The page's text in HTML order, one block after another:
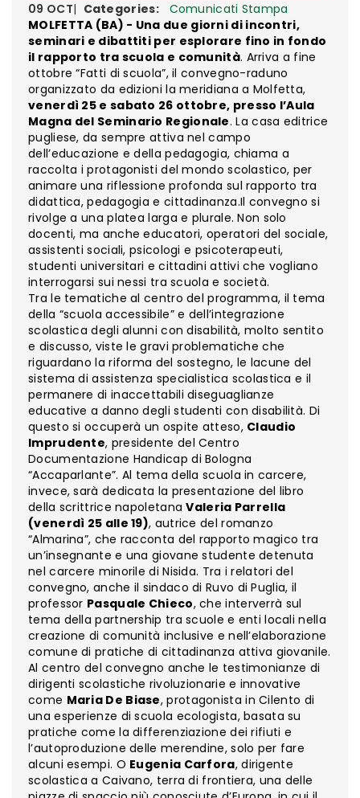
09 OCT| Categories:
Comunicati Stampa
MOLFETTA (BA) - Una due giorni di incontri,
seminari e dibattiti per esplorare fino in fondo
il rapporto tra scuola e comunità. Arriva a fine
ottobre “Fatti di scuola”, il convegno-raduno
organizzato da edizioni la meridiana a Molfetta,
venerdì 25 e sabato 26 ottobre, presso l’Aula
Magna del Seminario Regionale. La casa editrice
pugliese, da sempre attiva nel campo
dell’educazione e della pedagogia, chiama a
raccolta i protagonisti del mondo scolastico, per
animare una riflessione profonda sul rapporto tra
didattica, pedagogia e cittadinanza.Il convegno si
rivolge a una platea larga e plurale. Non solo
docenti, ma anche educatori, operatori del sociale,
assistenti sociali, psicologi e psicoterapeuti,
studenti universitari e cittadini attivi che vogliano
interrogarsi sui nessi tra scuola e società.
Tra le tematiche al centro del programma, il tema
della “scuola accessibile” e dell’integrazione
scolastica degli alunni con disabilità, molto sentito
e discusso, viste le gravi problematiche che
riguardano la riforma del sostegno, le lacune del
sistema di assistenza specialistica scolastica e il
permanere di inaccettabili diseguaglianze
educative a danno degli studenti con disabilità. Di
questo si occuperà un ospite atteso, Claudio
Imprudente, presidente del Centro
Documentazione Handicap di Bologna
“Accaparlante”. Al tema della scuola in carcere,
invece, sarà dedicata la presentazione del libro
della scrittrice napoletanaValeria Parrella
(venerdì 25 alle 19), autrice del romanzo
“Almarina”, che racconta del rapporto magico tra
un’insegnante e una giovane studente detenuta
nel carcere minorile di Nisida. Tra i relatori del
convegno, anche il sindaco di Ruvo di Puglia, il
professor Pasquale Chieco, che interverrà sul
tema della partnership tra scuole e enti locali nella
creazione di comunità inclusive e nell’elaborazione
comune di pratiche di cittadinanza attiva giovanile.
Al centro del convegno anche le testimonianze di
dirigenti scolastiche rivoluzionarie e innovative
come Maria De Biase, protagonista in Cilento di
una esperienze di scuola ecologista, basata su
pratiche come la differenziazione dei rifiuti e
l’autoproduzione delle merendine, solo per fare
alcuni esempi. O Eugenia Carfora, dirigente
scolastica a Caivano, terra di frontiera, una delle